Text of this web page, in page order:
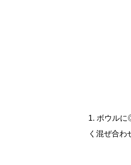
1. ボウル
く混ぜ合わ